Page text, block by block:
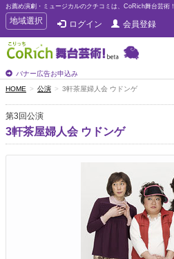
お薦め演劇・ミュージカルのクチコミは、CoRich舞台芸術！
T
o
g
g
e
n
a
v
i
g
地域選択 ログイン 会員登録
バナー広告お申込み
HOME 公演 3軒茶屋婦人会 ウドンゲ
第3回公演
3軒茶屋婦人会 ウドンゲ